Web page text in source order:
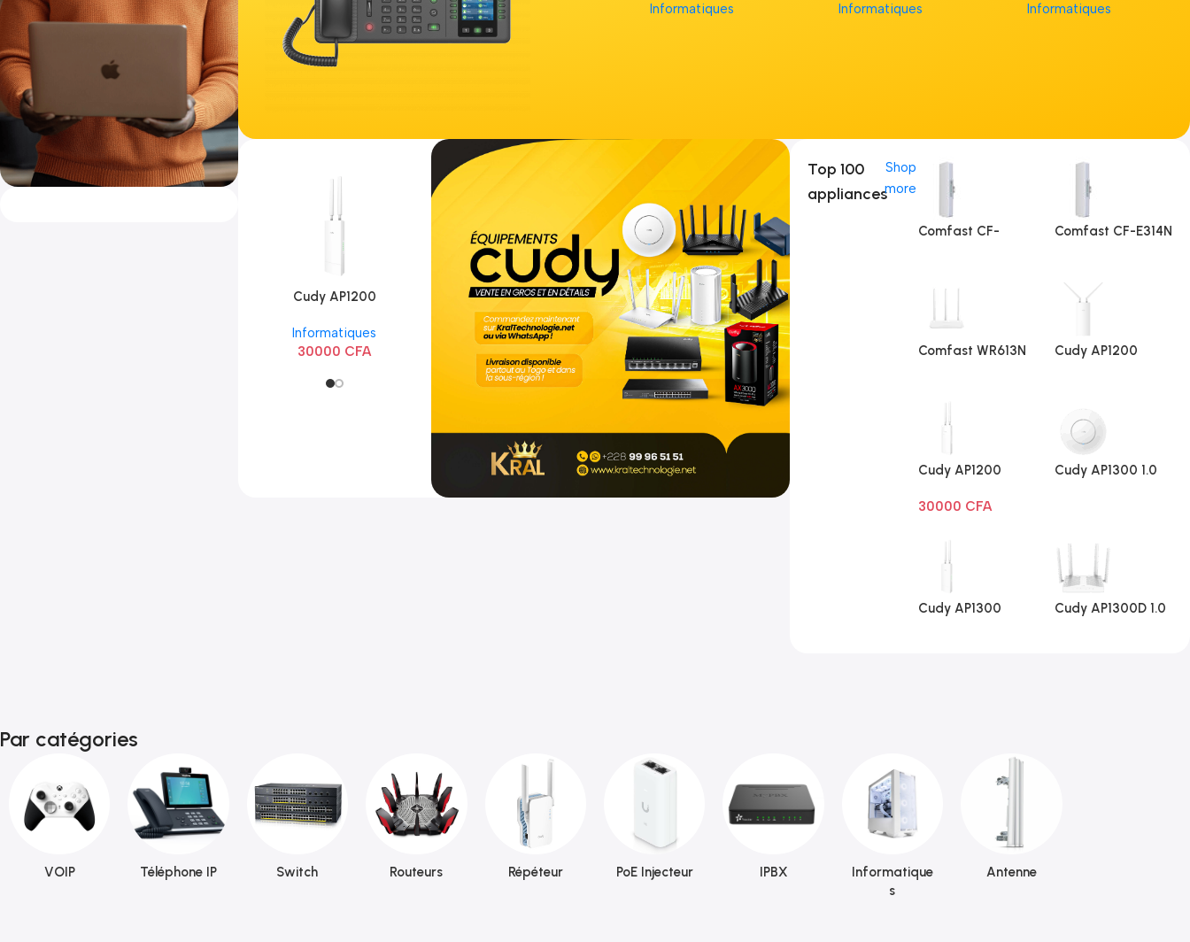
Informatiques
Informatiques
Informatiques
Cudy AP1200
AC1200
Informatiques
30000 CFA
Mikrotik hap ax2
Routeurs
800CFA
Top 100
appliances
Shop
more
Comfast CF-
Comfast CF-E314N
Comfast WR613N
Cudy AP1200
Cudy AP1200
AC1200
30000 CFA
Cudy AP1300 1.0
Cudy AP1300
Cudy AP1300D 1.0
Par catégories
VOIP Téléphone IP Switch Routeurs Répéteur PoE Injecteur IPBX
Informatique
s
Antenne